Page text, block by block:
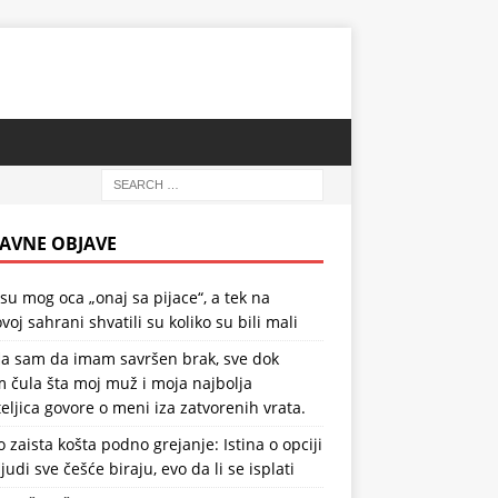
OBJAVE
mog oca „onaj sa pijace“, a tek na
sahrani shvatili su koliko su bili mali
sam da imam savršen brak, sve dok
čula šta moj muž i moja najbolja
govore o meni iza zatvorenih vrata.
zaista košta podno grejanje: Istina o opciji
sve češće biraju, evo da li se isplati